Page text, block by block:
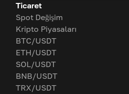
Ticaret
Spot Değişim
Kripto Piyasaları
BTC/USDT
ETH/USDT
SOL/USDT
BNB/USDT
TRX/USDT